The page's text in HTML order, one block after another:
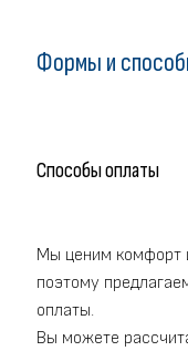
Формы и
Способы оплаты
Мы ценим комфорт
поэтому
оплаты.
Вы можете